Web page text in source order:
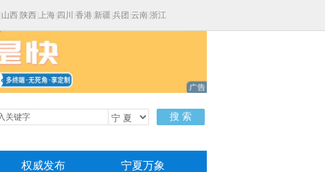
山西 陕西 上海 四川 香港 新疆 兵团 云南 浙江
搜 索
权威发布 宁夏万象